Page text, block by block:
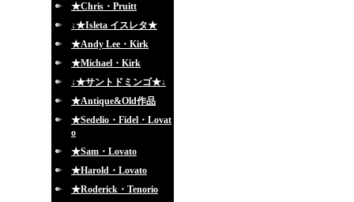
★Chris・Pruitt
↓★Isleta イスレタ★
★Andy Lee・Kirk
★Michael・Kirk
↓★サントドミンゴ★↓
★Antique&Old作品
★Sedelio・Fidel・Lovat
o
★Sam・Lovato
★Harold・Lovato
★Roderick・Tenorio